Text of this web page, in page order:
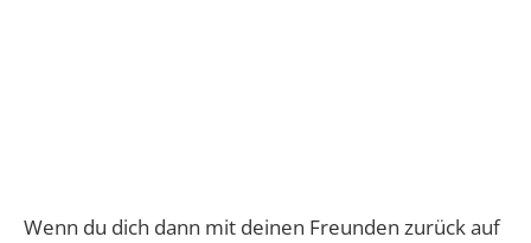
Wenn du dich dann mit deinen Freunden zurück auf